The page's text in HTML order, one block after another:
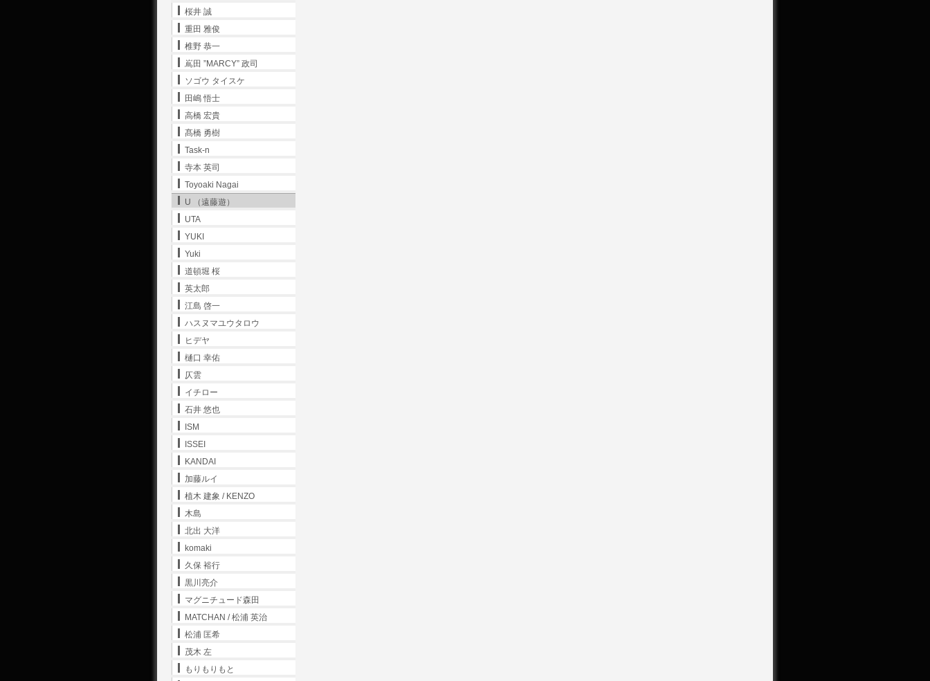
桜井 誠
重田 雅俊
椎野 恭一
嶌田 ”MARCY” 政司
ソゴウ タイスケ
田嶋 悟士
高橋 宏貴
髙橋 勇樹
Task-n
寺本 英司
Toyoaki Nagai
U （遠藤遊）
UTA
YUKI
Yuki
道頓堀 桜
英太郎
江島 啓一
ハスヌマユウタロウ
ヒデヤ
樋口 幸佑
仄雲
イチロー
石井 悠也
ISM
ISSEI
KANDAI
加藤ルイ
植木 建象 / KENZO
木島
北出 大洋
komaki
久保 裕行
黒川亮介
マグニチュード森田
MATCHAN / 松浦 英治
松浦 匡希
茂木 左
もりもりもと